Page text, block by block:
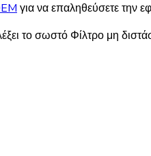
για να επαληθεύσετε την
το σωστό Φίλτρο μη